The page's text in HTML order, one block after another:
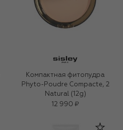
Компактная фитопудра
Phyto-Poudre Compacte, 2
Natural (12g)
12 990 ₽